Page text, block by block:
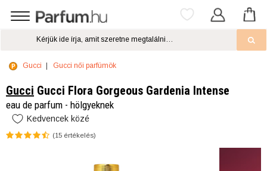
Gucci Gucci női parfümök
Gucci Gucci Flora Gorgeous Gardenia Intense
eau de parfum - hölgyeknek
Kedvencek közé
(15 értékelés)